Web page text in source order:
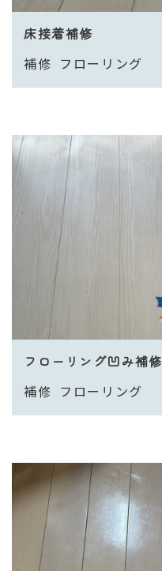
床接着補修
補修 フローリング
フローリング凹み補修
補修 フローリング